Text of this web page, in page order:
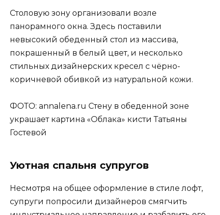
Столовую зону организовали возле
панорамного окна. Здесь поставили
невысокий обеденный стол из массива,
покрашенный в белый цвет, и несколько
стильных дизайнерских кресел с чёрно-
коричневой обивкой из натуральной кожи.
ФОТО: annalena.ru Стену в обеденной зоне
украшает картина «Облака» кисти Татьяны
Гостевой
Уютная спальня супругов
Несмотря на общее оформление в стиле лофт,
супруги попросили дизайнеров смягчить